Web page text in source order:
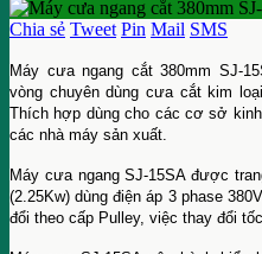
Chia sẻ Tweet Pin Mail SMS
Máy cưa ngang cắt 380mm SJ-
vòng chuyên dùng cưa cắt kim
Thích hợp dùng cho các cơ sở
các nhà máy sản xuất.
Máy cưa ngang SJ-15SA được
(2.25Kw) dùng điện áp 3 phase
đổi theo cấp Pulley, việc thay đổi